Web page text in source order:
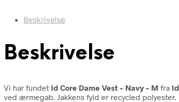
Beskrivelse
Beskrivelse
Vi har fundet Id Core Dame Vest – Navy – M fra Id
ved ærmegab. Jakkens fyld er recycled polyester.